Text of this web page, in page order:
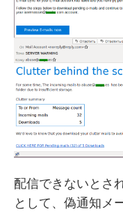
配信できないとさ
として、偽通知メ